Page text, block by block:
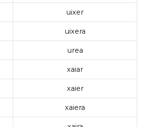
uixer
uixera
urea
xaiar
xaier
xaiera